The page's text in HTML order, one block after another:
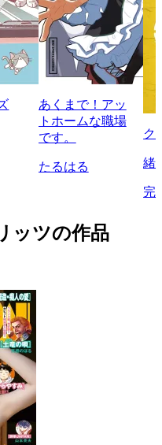
あくまで！アッ
トホームな職場
です。
たるはる
ク
緒
完
ッツの作品